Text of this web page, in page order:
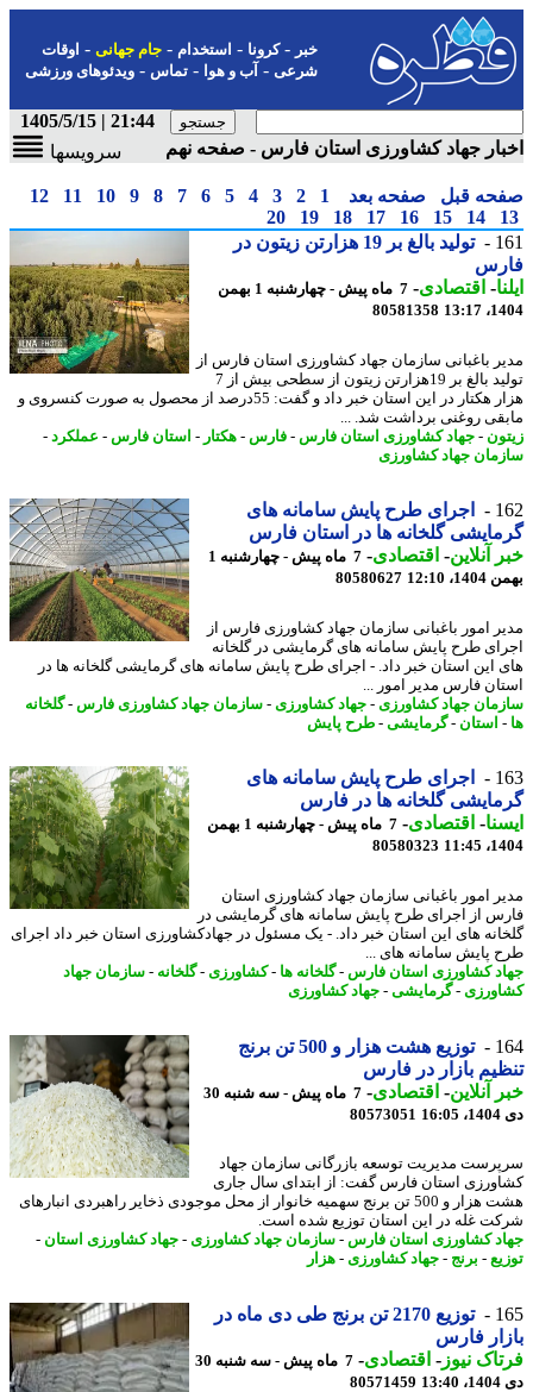
-کرونا-استخدام- جام جهانی-اوقات
شرعی-آب و هوا-تماس-ویدئوهای ورزشی
21:44 | 1405/5/15
جهاد کشاورزی استان فارس - صفحه نهم
سرویسها
قبل صفحه بعد 1
2
3
4
5
6
7
8
9
10
11
12
14
15
16
17
18
19
20
تولید بالغ بر 19 هزارتن زیتون در
-اقتصادی-
7 ماه پیش - چهارشنبه 1 بهمن
80581358
باغبانی سازمان جهاد کشاورزی استان فارس از
تولید بالغ بر 19هزارتن زیتون از سطحی بیش از 7
هزار هکتار در این استان خبر داد و گفت: 55درصد از محصول به صورت کنسروی و
روغنی برداشت شد. ...
-جهاد کشاورزی استان فارس-فارس-هکتار-استان فارس-عملکرد-
جهاد کشاورزی
اجرای طرح پایش سامانه های
گلخانه ها در استان فارس
آنلاین-اقتصادی-
7 ماه پیش - چهارشنبه 1
12:10
80580627
امور باغبانی سازمان جهاد کشاورزی فارس از
طرح پایش سامانه های گرمایشی در گلخانه
این استان خبر داد. - اجرای طرح پایش سامانه های گرمایشی گلخانه ها در
فارس مدیر امور ...
جهاد کشاورزی- جهاد کشاورزی- سازمان جهاد کشاورزی فارس-گلخانه
استان-گرمایشی-طرح پایش
اجرای طرح پایش سامانه های
گلخانه ها در فارس
-اقتصادی-
7 ماه پیش - چهارشنبه 1 بهمن
80580323
امور باغبانی سازمان جهاد کشاورزی استان
از اجرای طرح پایش سامانه های گرمایشی در
های این استان خبر داد. - یک مسئول در جهادکشاورزی استان خبر داد اجرای
پایش سامانه های ...
کشاورزی استان فارس-گلخانه ها- کشاورزی- گلخانه-سازمان جهاد
- گرمایشی-جهاد کشاورزی
توزیع هشت هزار و 500 تن برنج
بازار در فارس
آنلاین-اقتصادی-
7 ماه پیش - سه شنبه 30
80573051
مدیریت توسعه بازرگانی سازمان جهاد
استان فارس گفت: از ابتدای سال جاری
هشت هزار و 500 تن برنج سهمیه خانوار از محل موجودی ذخایر راهبردی انبارهای
غله در این استان توزیع شده است.
کشاورزی استان فارس-سازمان جهاد کشاورزی- جهاد کشاورزی استان-
- برنج - جهاد کشاورزی- هزار
توزیع 2170 تن برنج طی دی ماه در
فارس
نیوز-اقتصادی-
7 ماه پیش - سه شنبه 30
80571459